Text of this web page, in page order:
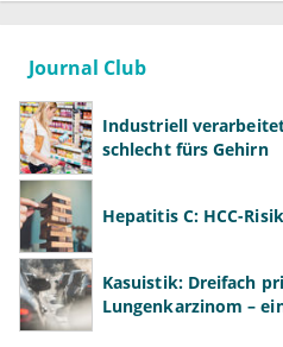
Journal Club
Industriell
schlecht fürs Gehirn
Hepatitis C: HCC-
Kasuistik: Dreifach
Lungenkarzinom –